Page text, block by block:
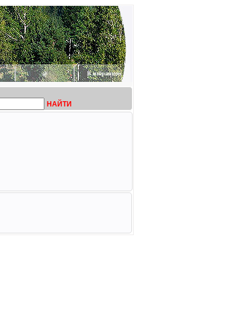
@ В избранное
НАЙТИ